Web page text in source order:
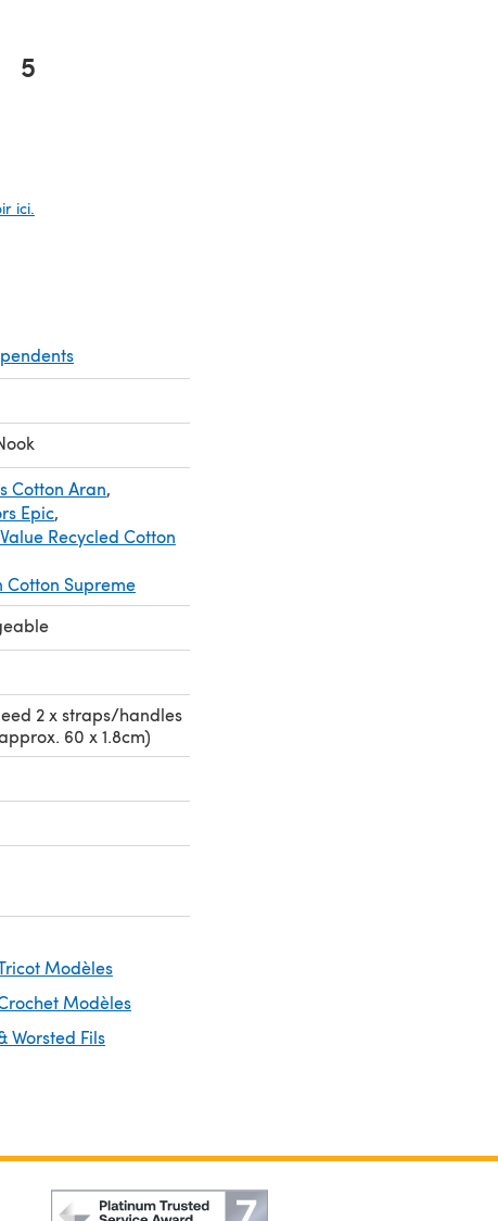
5
ici.
Cotton Aran,
Epic,
Recycled Cotton
Cotton Supreme
2 x straps/handles
60 x 1.8cm)
Modèles
Modèles
Worsted Fils